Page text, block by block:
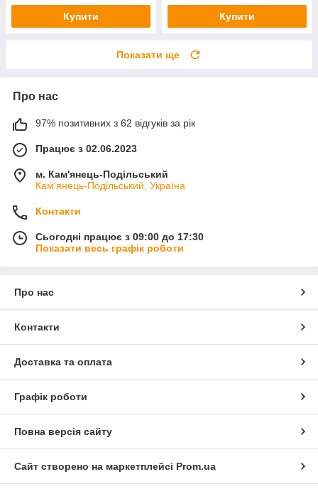
Купити Купити
Показати ще
Про нас
97% позитивних з 62 відгуків за рік
Працює з 02.06.2023
м. Кам'янець-Подільський
Кам'янець-Подільський, Україна
Контакти
Сьогодні працює з 09:00 до 17:30
Показати весь графік роботи
Про нас
Контакти
Доставка та оплата
Графік роботи
Повна версія сайту
Сайт створено на маркетплейсі Prom.ua